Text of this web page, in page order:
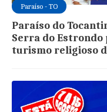
Paraíso - TO
Paraíso do
Serra do
turismo religioso